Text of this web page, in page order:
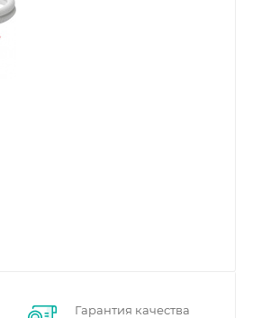
Гарантия качества